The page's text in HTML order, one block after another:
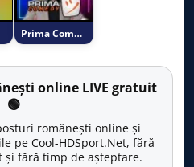
Prima Comedy
online LIVE gratuit
🟢
românești online și
pe Cool-HDSport.Net, fără
și fără timp de așteptare.